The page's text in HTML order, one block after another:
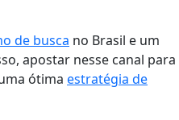
de busca no Brasil e um
apostar nesse canal para
ótima estratégia de